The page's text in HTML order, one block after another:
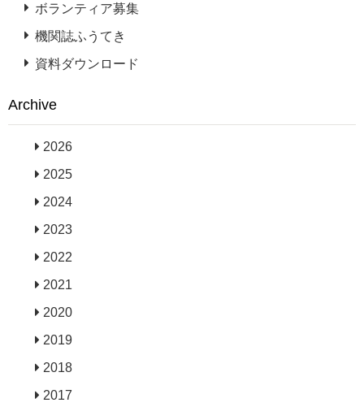
ボランティア募集
機関誌ふうてき
資料ダウンロード
Archive
2026
2025
2024
2023
2022
2021
2020
2019
2018
2017